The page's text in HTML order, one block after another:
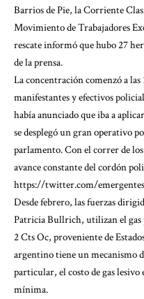
Barrios de Pie, la Corriente
Movimiento de Trabajadores
rescate informó que hubo 27
de la prensa.
La concentración comenzó a
manifestantes y efectivos
había anunciado que iba a
se desplegó un gran operativo
parlamento. Con el correr de
avance constante del cordón
https://twitter.com/
Desde febrero, las fuerzas
Patricia Bullrich, utilizan el
2 Cts Oc, proveniente de
argentino tiene un mecanismo
particular, el costo de gas lesivo
mínima.